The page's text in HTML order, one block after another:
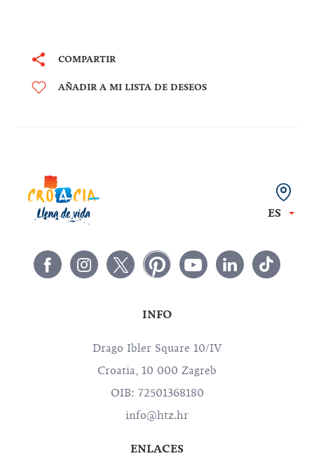
COMPARTIR
AÑADIR A MI LISTA DE DESEOS
ES
INFO
Drago Ibler Square 10/IV
Croatia, 10 000 Zagreb
OIB: 72501368180
info@htz.hr
ENLACES